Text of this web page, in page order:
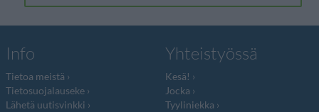
Info
Tietoa meistä
Tietosuojalauseke
Lähetä uutisvinkki
Yhteistyössä
Kesä!
Jocka
Tyyliniekka